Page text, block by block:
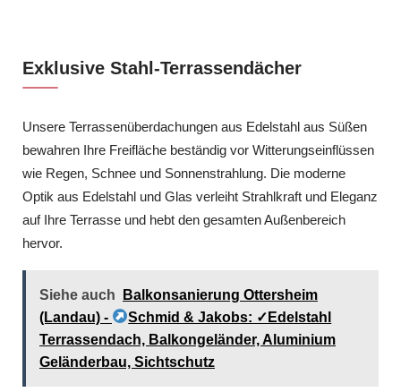
Exklusive Stahl-Terrassendächer
Unsere Terrassenüberdachungen aus Edelstahl aus Süßen
bewahren Ihre Freifläche beständig vor Witterungseinflüssen
wie Regen, Schnee und Sonnenstrahlung. Die moderne
Optik aus Edelstahl und Glas verleiht Strahlkraft und Eleganz
auf Ihre Terrasse und hebt den gesamten Außenbereich
hervor.
Siehe auch
Balkonsanierung Ottersheim
(Landau) -
Schmid & Jakobs: ✓Edelstahl
Terrassendach, Balkongeländer, Aluminium
Geländerbau, Sichtschutz